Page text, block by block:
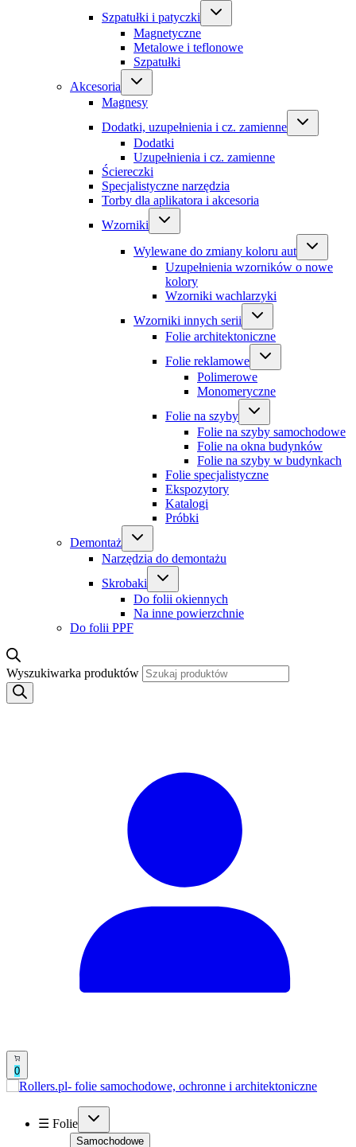
Szpatułki i patyczki
Magnetyczne
Metalowe i teflonowe
Szpatułki
Akcesoria
Magnesy
Dodatki, uzupełnienia i cz. zamienne
Dodatki
Uzupełnienia i cz. zamienne
Ściereczki
Specjalistyczne narzędzia
Torby dla aplikatora i akcesoria
Wzorniki
Wylewane do zmiany koloru aut
Uzupełnienia wzorników o nowe
kolory
Wzorniki wachlarzyki
Wzorniki innych serii
Folie architektoniczne
Folie reklamowe
Polimerowe
Monomeryczne
Folie na szyby
Folie na szyby samochodowe
Folie na okna budynków
Folie na szyby w budynkach
Folie specjalistyczne
Ekspozytory
Katalogi
Próbki
Demontaż
Narzędzia do demontażu
Skrobaki
Do folii okiennych
Na inne powierzchnie
Do folii PPF
Wyszukiwarka produktów
0
☰ Folie
Samochodowe